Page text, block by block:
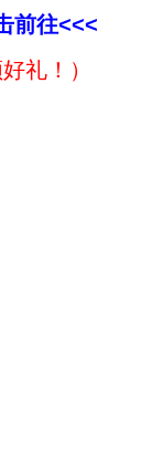
前往<<<
礼！）